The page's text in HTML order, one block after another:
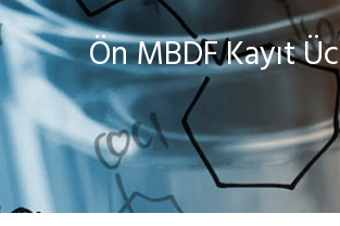
Ön MBDF Kayıt